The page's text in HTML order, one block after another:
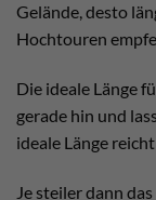
Gelände, desto
Hochtouren
Die ideale Länge
gerade hin und
ideale Länge
Je steiler dann